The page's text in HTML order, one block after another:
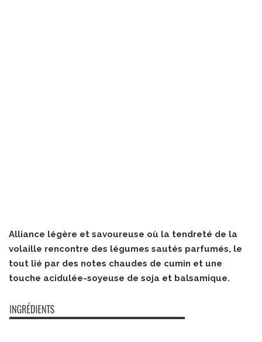
Alliance légère et savoureuse où la tendreté de la
volaille rencontre des légumes sautés parfumés, le
tout lié par des notes chaudes de cumin et une
touche acidulée-soyeuse de soja et balsamique.